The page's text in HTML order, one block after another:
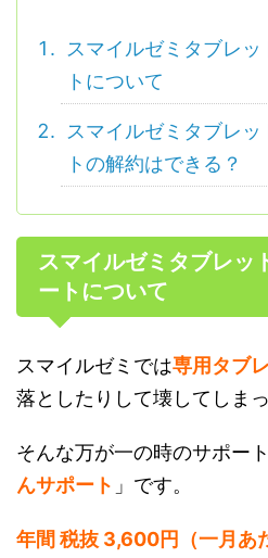
スマイルゼミタブレ
トについて
スマイルゼミタブレ
トの解約はできる？
スマイルゼミタブレッ
ートについて
スマイルゼミでは専用タブ
落としたりして壊してしま
そんな万が一の時のサポー
んサポート 」です。
年間 税抜 3,600円（一月あ